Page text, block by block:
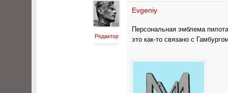
Редактор
Evgeniy
Персональная эмблема
это как-то связано с